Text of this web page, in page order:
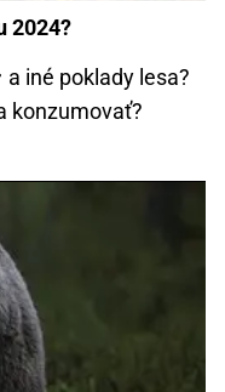
2024?
iné poklady lesa?
konzumovať?